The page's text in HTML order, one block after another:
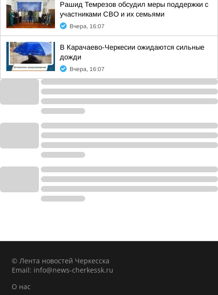
Рашид Темрезов обсудил меры поддержки с
участниками СВО и их семьями
Вчера, 16:07
В Карачаево-Черкесии ожидаются сильные
дожди
Вчера, 16:07
© Лента новостей Черкесска
Email: info@news-cherkessk.ru
О нас